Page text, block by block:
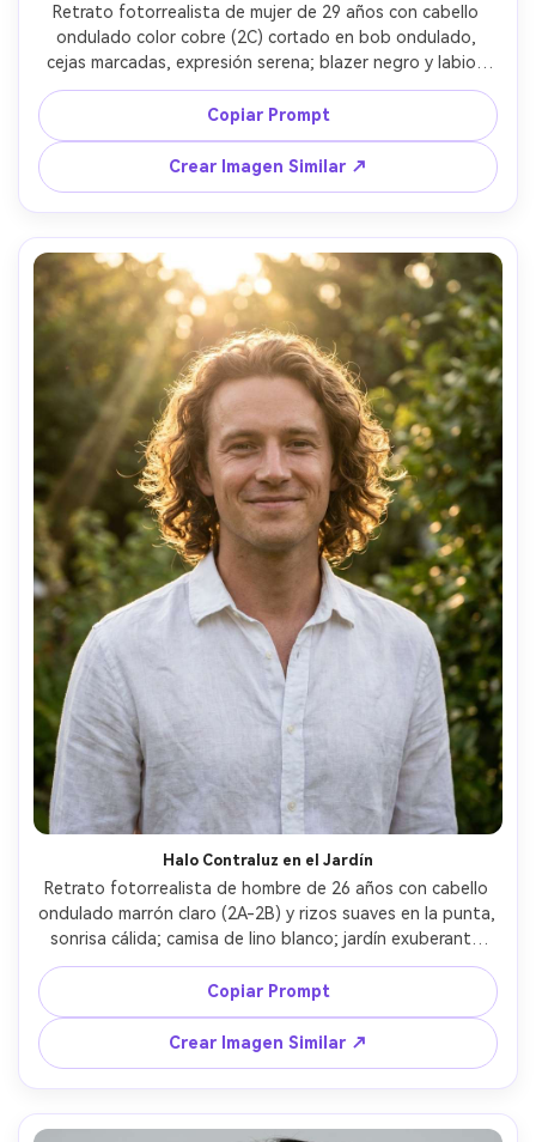
Retrato fotorrealista de mujer de 29 años con cabello
ondulado color cobre (2C) cortado en bob ondulado,
cejas marcadas, expresión serena; blazer negro y labios
rojos; galería de arte moderna con pinturas difuminadas;
luz superior suave y luz lateral sutil; Fujifilm X-T5, 56mm
f/1.2, poca profundidad; encuadre medio, pose tres
cuartos; ambiente: culto y estiloso; textura de piel
realista, mechones definidos, alta resolución, enfoque
nítido --ar 4:5
Copiar Prompt
Crear Imagen Similar ↗
Halo Contraluz en el Jardín
Retrato fotorrealista de hombre de 26 años con cabello
ondulado marrón claro (2A-2B) y rizos suaves en la punta,
sonrisa cálida; camisa de lino blanco; jardín exuberante
con sol filtrándose entre las hojas; contraluz fuerte
creando halo y relleno suave de frente; Nikon Z8, 85mm
f/1.8, bokeh suave; encuadre pecho arriba, nivel de ojos;
ambiente: cálido y romántico; piel fotorrealista, sombras
naturales, reflejos de cabello nítidos, alta resolución --ar
4:5
Copiar Prompt
Crear Imagen Similar ↗